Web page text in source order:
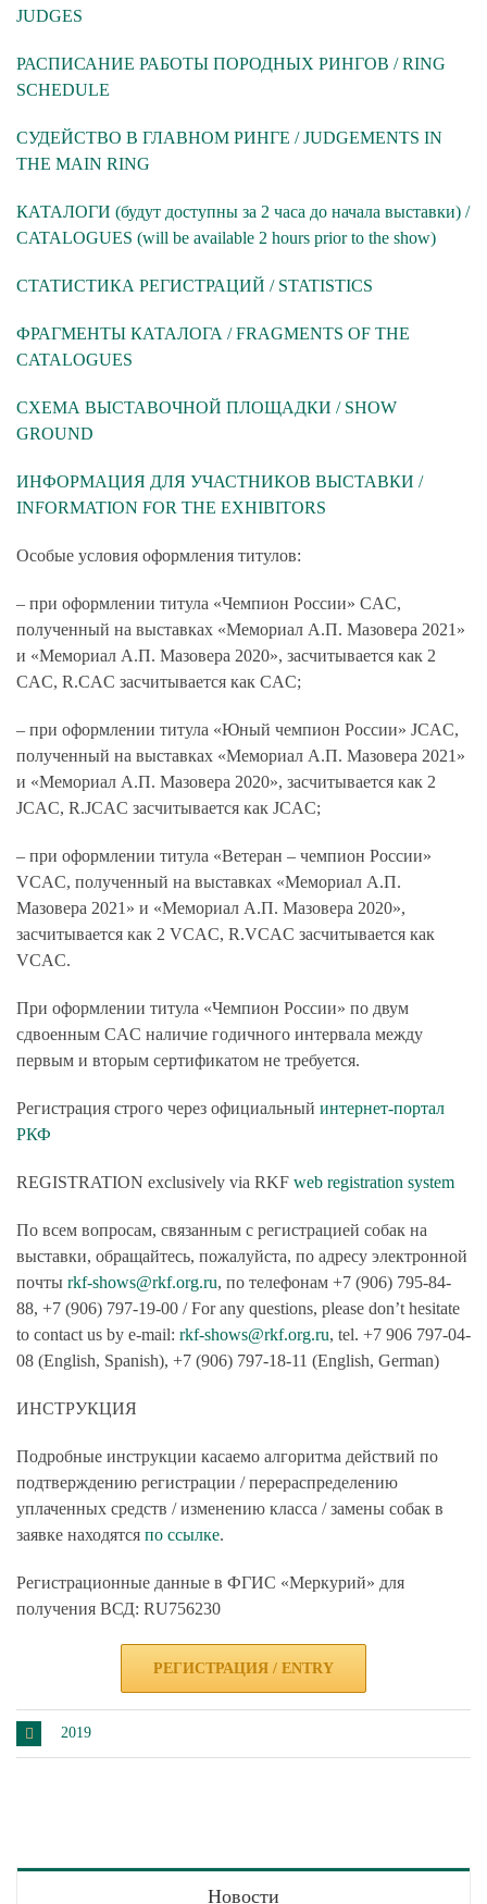
JUDGES
РАСПИСАНИЕ РАБОТЫ ПОРОДНЫХ РИНГОВ / RING
SCHEDULE
СУДЕЙСТВО В ГЛАВНОМ РИНГЕ / JUDGEMENTS IN
THE MAIN RING
КАТАЛОГИ (будут доступны за 2 часа до начала выставки) /
CATALOGUES (will be available 2 hours prior to the show)
СТАТИСТИКА РЕГИСТРАЦИЙ / STATISTICS
ФРАГМЕНТЫ КАТАЛОГА / FRAGMENTS OF THE
CATALOGUES
СХЕМА ВЫСТАВОЧНОЙ ПЛОЩАДКИ / SHOW
GROUND
ИНФОРМАЦИЯ ДЛЯ УЧАСТНИКОВ ВЫСТАВКИ /
INFORMATION FOR THE EXHIBITORS
Особые условия оформления титулов:
– при оформлении титула «Чемпион России» CAC,
полученный на выставках «Мемориал А.П. Мазовера 2021»
и «Мемориал А.П. Мазовера 2020», засчитывается как 2
CAC, R.CAC засчитывается как CAC;
– при оформлении титула «Юный чемпион России» JCAC,
полученный на выставках «Мемориал А.П. Мазовера 2021»
и «Мемориал А.П. Мазовера 2020», засчитывается как 2
JCAC, R.JCAC засчитывается как JCAC;
– при оформлении титула «Ветеран – чемпион России»
VCAC, полученный на выставках «Мемориал А.П.
Мазовера 2021» и «Мемориал А.П. Мазовера 2020»,
засчитывается как 2 VCAC, R.VCAC засчитывается как
VCAC.
При оформлении титула «Чемпион России» по двум
сдвоенным CAC наличие годичного интервала между
первым и вторым сертификатом не требуется.
Регистрация строго через официальный интернет-портал
РКФ
REGISTRATION exclusively via RKF web registration system
По всем вопросам, связанным с регистрацией собак на
выставки, обращайтесь, пожалуйста, по адресу электронной
почты rkf-shows@rkf.org.ru, по телефонам +7 (906) 795-84-
88, +7 (906) 797-19-00 / For any questions, please don’t hesitate
to contact us by e-mail: rkf-shows@rkf.org.ru, tel. +7 906 797-04-
08 (English, Spanish), +7 (906) 797-18-11 (English, German)
ИНСТРУКЦИЯ
Подробные инструкции касаемо алгоритма действий по
подтверждению регистрации / перераспределению
уплаченных средств / изменению класса / замены собак в
заявке находятся по ссылке.
Регистрационные данные в ФГИС «Меркурий» для
получения ВСД: RU756230
РЕГИСТРАЦИЯ / ENTRY
2019
Новости